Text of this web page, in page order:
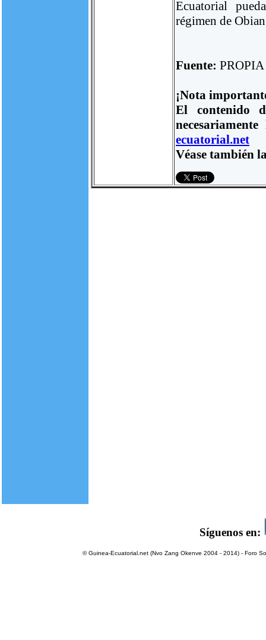
Ecuatorial
régimen de
Fuente: PROPIA
¡Nota
El contenido
ecuatorial.net
Véase también
Síguenos en:
© Guinea-Ecuatorial.net (Nvo Zang Okenve 2004 - 2014) - Foro